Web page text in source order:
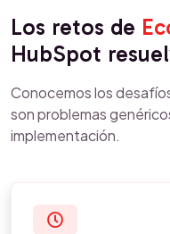
Los retos de
HubSpot
Conocemos los
son problemas
implementación.